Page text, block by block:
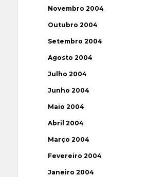
Novembro 2004
Outubro 2004
Setembro 2004
Agosto 2004
Julho 2004
Junho 2004
Maio 2004
Abril 2004
Março 2004
Fevereiro 2004
Janeiro 2004